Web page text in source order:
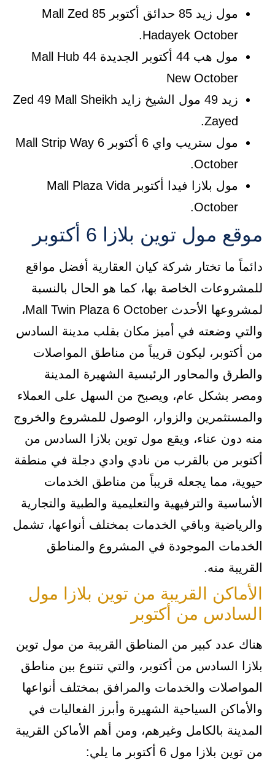
مول زيد 85 حدائق أكتوبر Mall Zed 85
Hadayek October.
مول هب 44 أكتوبر الجديدة Mall Hub 44
New October
زيد 49 مول الشيخ زايد Zed 49 Mall Sheikh
Zayed.
مول ستريب واي 6 أكتوبر Mall Strip Way 6
October.
مول بلازا فيدا أكتوبر Mall Plaza Vida
October.
موقع مول توين بلازا 6 أكتوبر
دائماً ما تختار شركة كيان العقارية أفضل مواقع
للمشروعات الخاصة بها، كما هو الحال بالنسبة
لمشروعها الأحدث Mall Twin Plaza 6 October،
والتي وضعته في أميز مكان بقلب مدينة السادس
من أكتوبر، ليكون قريباً من مناطق المواصلات
والطرق والمحاور الرئيسية الشهيرة المدينة
ومصر بشكل عام، ويصبح من السهل على العملاء
والمستثمرين والزوار، الوصول للمشروع والخروج
منه دون عناء، ويقع مول توين بلازا السادس من
أكتوبر من بالقرب من نادي وادي دجلة في منطقة
حيوية، مما يجعله قريباً من مناطق الخدمات
الأساسية والترفيهية والتعليمية والطبية والتجارية
والرياضية وباقي الخدمات بمختلف أنواعها، تشمل
الخدمات الموجودة في المشروع والمناطق
القريبة منه.
الأماكن القريبة من توين بلازا مول
السادس من أكتوبر
هناك عدد كبير من المناطق القريبة من مول توين
بلازا السادس من أكتوبر، والتي تتنوع بين مناطق
المواصلات والخدمات والمرافق بمختلف أنواعها
والأماكن السياحية الشهيرة وأبرز الفعاليات في
المدينة بالكامل وغيرهم، ومن أهم الأماكن القريبة
من توين بلازا مول 6 أكتوبر ما يلي: